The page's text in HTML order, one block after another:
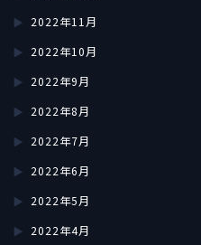
2022年11月
2022年10月
2022年9月
2022年8月
2022年7月
2022年6月
2022年5月
2022年4月